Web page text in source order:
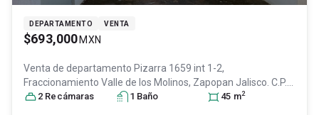
DEPARTAMENTO VENTA
$693,000 MXN
Venta de departamento Pizarra 1659 int 1-2,
Fraccionamiento Valle de los Molinos, Zapopan Jalisco. C.P.
45200, Col. Vista Zapopan,Zapopan , Jalisco, México
2 Recámaras 1 Baño 45 m2